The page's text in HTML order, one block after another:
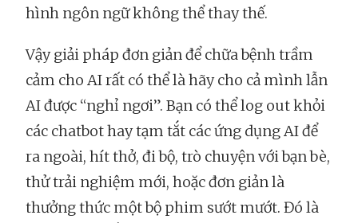
hình ngôn ngữ không thể thay thế.
Vậy giải pháp đơn giản để chữa bệnh trầm
cảm cho AI rất có thể là hãy cho cả mình lẫn
AI được “nghỉ ngơi”. Bạn có thể log out khỏi
các chatbot hay tạm tắt các ứng dụng AI để
ra ngoài, hít thở, đi bộ, trò chuyện với bạn bè,
thử trải nghiệm mới, hoặc đơn giản là
thưởng thức một bộ phim sướt mướt. Đó là